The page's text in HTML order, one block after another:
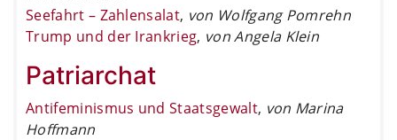
Seefahrt – Zahlensalat, von Wolfgang Pomrehn
Trump und der Irankrieg, von Angela Klein
Patriarchat
Antifeminismus und Staatsgewalt, von Marina
Hoffmann